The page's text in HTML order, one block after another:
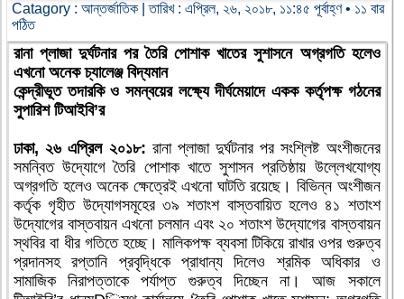
Catagory : আন্তর্জাতিক | তারিখ : এপ্রিল, ২৬, ২০১৮, ১১:৪৫ পূর্বাহ্ণ • ১১ বার
পঠিত
রানা প্লাজা দুর্ঘটনার পর তৈরি পোশাক খাতের সুশাসনে অগ্রগতি হলেও
এখনো অনেক চ্যালেঞ্জ বিদ্যমান
কেন্দ্রীভূত তদারকি ও সমন্বয়ের লক্ষ্যে দীর্ঘমেয়াদে একক কর্তৃপক্ষ গঠনের
সুপারিশ টিআইবি’র
ঢাকা, ২৬ এপ্রিল ২০১৮: রানা প্লাজা দুর্ঘটনার পর সংশ্লিষ্ট অংশীজনের
সমন্বিত উদ্যোগে তৈরি পোশাক খাতে সুশাসন প্রতিষ্ঠায় উল্লেখযোগ্য
অগ্রগতি হলেও অনেক ক্ষেত্রেই এখনো ঘাটতি রয়েছে। বিভিন্ন অংশীজন
কর্তৃক গৃহীত উদ্যোগসমূহের ৩৯ শতাংশ বাস্তবায়িত হলেও ৪১ শতাংশ
উদ্যোগের বাস্তবায়ন এখনো চলমান এবং ২০ শতাংশ উদ্যোগের বাস্তবায়ন
স্থবির বা ধীর গতিতে হচ্ছে। মালিকপক্ষ ব্যবসা টিকিয়ে রাখার ওপর গুরুত্ব
প্রদানসহ রপ্তানি প্রবৃদ্ধিকে প্রাধান্য দিলেও শ্রমিক অধিকার ও
সামাজিক নিরাপত্তাকে পর্যাপ্ত গুরুত্ব দিচ্ছেন না। আজ সকালে